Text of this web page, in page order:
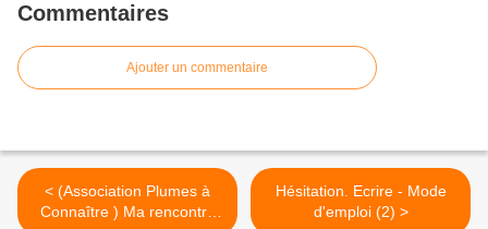
Commentaires
Ajouter un commentaire
< (Association Plumes à
Connaître ) Ma rencontre
Hésitation. Ecrire - Mode
d'emploi (2) >